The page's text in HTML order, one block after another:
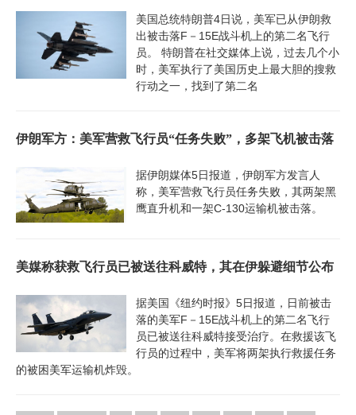
美国总统特朗普4日说，美军已从伊朗救
出被击落F－15E战斗机上的第二名飞行
员。 特朗普在社交媒体上说，过去几个小
时，美军执行了美国历史上最大胆的搜救
行动之一，找到了第二名
伊朗军方：美军营救飞行员“任务失败”，多架飞机被击落
据伊朗媒体5日报道，伊朗军方发言人
称，美军营救飞行员任务失败，其两架黑
鹰直升机和一架C-130运输机被击落。
美媒称获救飞行员已被送往科威特，其在伊躲避细节公布
据美国《纽约时报》5日报道，日前被击
落的美军F－15E战斗机上的第二名飞行
员已被送往科威特接受治疗。在救援该飞
行员的过程中，美军将两架执行救援任务
的被困美军运输机炸毁。